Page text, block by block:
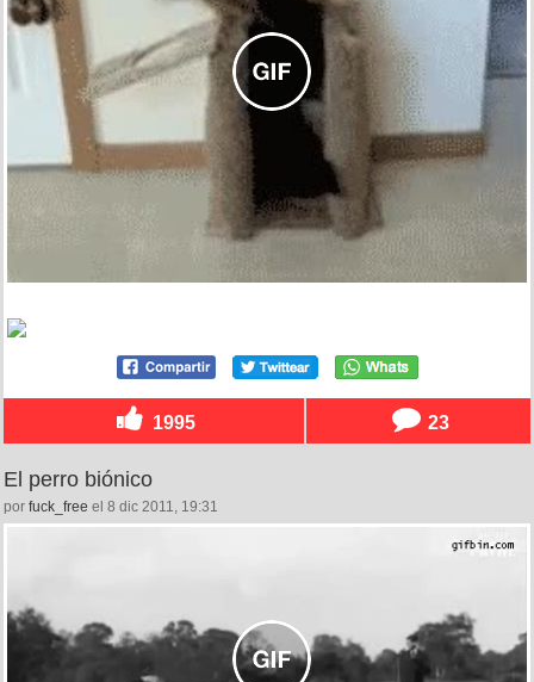
1995 23
El perro biónico
por fuck_free el 8 dic 2011, 19:31